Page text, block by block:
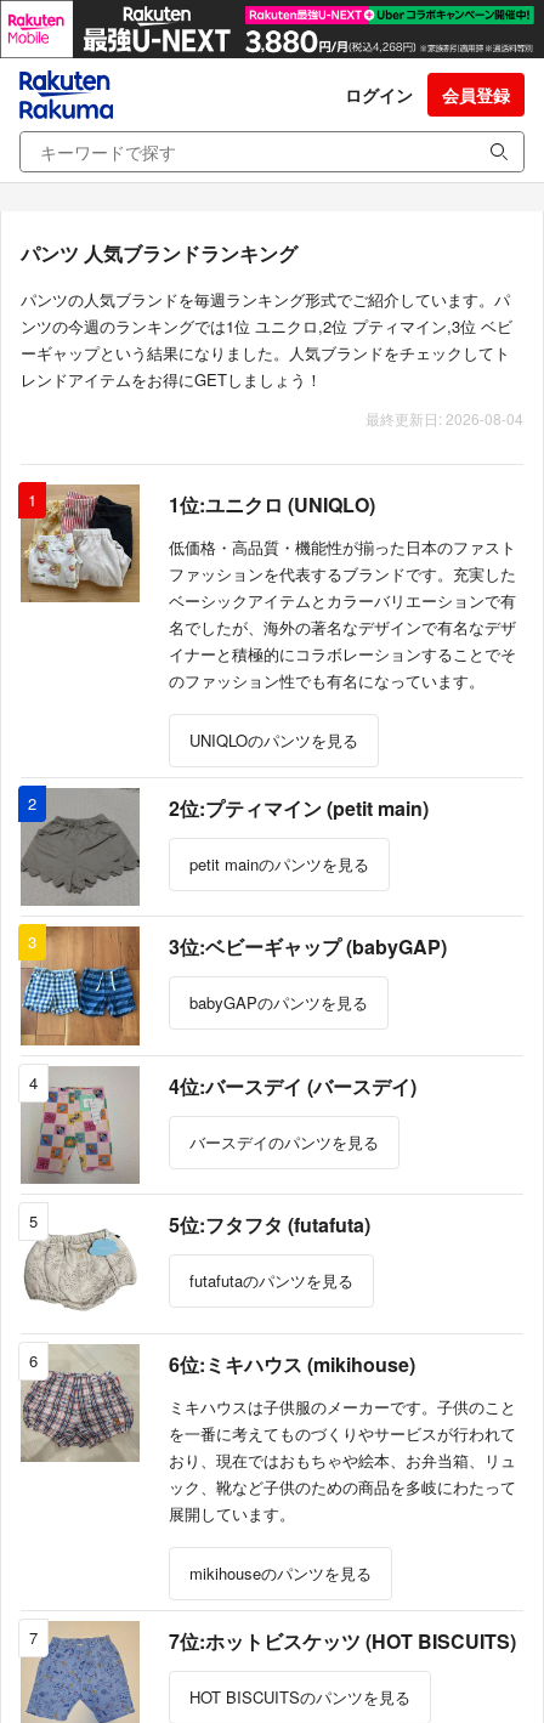
ログイン 会員登録
パンツ 人気ブランドランキング
パンツの人気ブランドを毎週ランキング形式でご紹介しています。パ
ンツの今週のランキングでは1位 ユニクロ,2位 プティマイン,3位 ベビ
ーギャップという結果になりました。人気ブランドをチェックしてト
レンドアイテムをお得にGETしましょう！
最終更新日: 2026-08-04
1 1位:ユニクロ (UNIQLO)
低価格・高品質・機能性が揃った日本のファスト
ファッションを代表するブランドです。充実した
ベーシックアイテムとカラーバリエーションで有
名でしたが、海外の著名なデザインで有名なデザ
イナーと積極的にコラボレーションすることでそ
のファッション性でも有名になっています。
UNIQLOのパンツを見る
2 2位:プティマイン (petit main)
petit mainのパンツを見る
3 3位:ベビーギャップ (babyGAP)
babyGAPのパンツを見る
4 4位:バースデイ (バースデイ)
バースデイのパンツを見る
5 5位:フタフタ (futafuta)
futafutaのパンツを見る
6 6位:ミキハウス (mikihouse)
ミキハウスは子供服のメーカーです。子供のこと
を一番に考えてものづくりやサービスが行われて
おり、現在ではおもちゃや絵本、お弁当箱、リュ
ック、靴など子供のための商品を多岐にわたって
展開しています。
mikihouseのパンツを見る
7 7位:ホットビスケッツ (HOT BISCUITS)
HOT BISCUITSのパンツを見る